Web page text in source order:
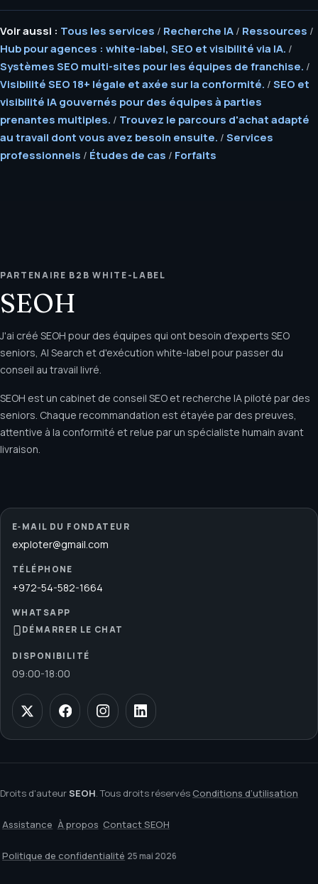
Voir aussi : Tous les services / Recherche IA / Ressources /
Hub pour agences : white-label, SEO et visibilité via IA. /
Systèmes SEO multi-sites pour les équipes de franchise. /
Visibilité SEO 18+ légale et axée sur la conformité. / SEO et
visibilité IA gouvernés pour des équipes à parties
prenantes multiples. / Trouvez le parcours d'achat adapté
au travail dont vous avez besoin ensuite. / Services
professionnels / Études de cas / Forfaits
PARTENAIRE B2B WHITE-LABEL
SEOH
J'ai créé SEOH pour des équipes qui ont besoin d'experts SEO
seniors, AI Search et d'exécution white-label pour passer du
conseil au travail livré.
SEOH est un cabinet de conseil SEO et recherche IA piloté par des
seniors. Chaque recommandation est étayée par des preuves,
attentive à la conformité et relue par un spécialiste humain avant
livraison.
E‑MAIL DU FONDATEUR
exploter@gmail.com
TÉLÉPHONE
+972-54-582-1664
WHATSAPP
DÉMARRER LE CHAT
DISPONIBILITÉ
09:00-18:00
Droits d'auteurSEOH. Tous droits réservésConditions d’utilisation
Assistance À propos Contact SEOH
Politique de confidentialité 25 mai 2026